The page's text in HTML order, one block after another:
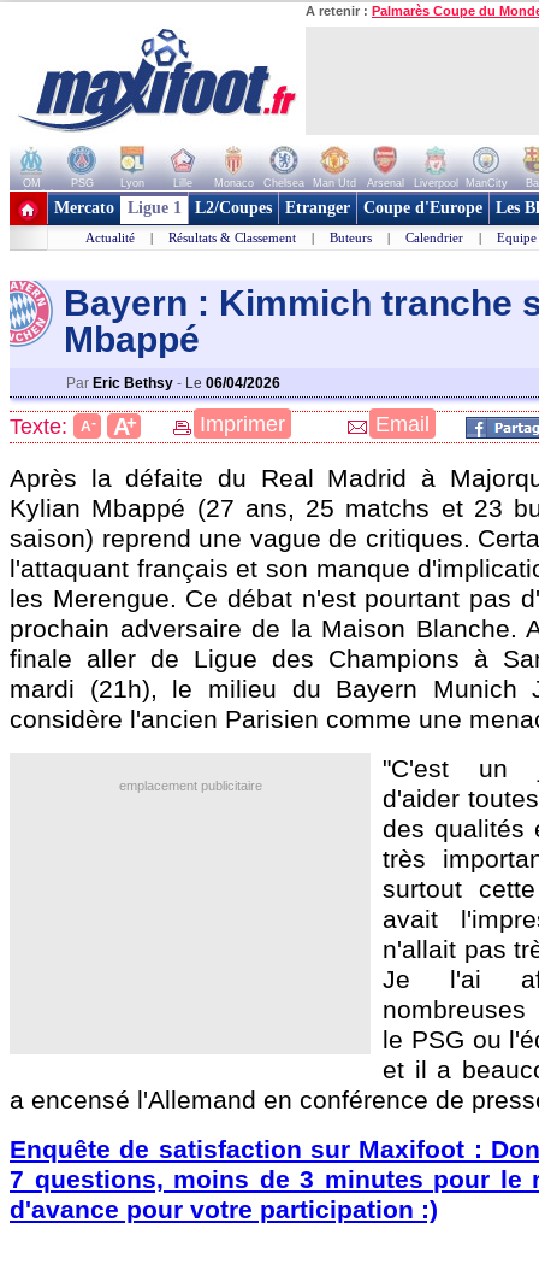
A retenir : Palmarès Coupe du
OM PSG Lyon Lille Monaco Chelsea Man Utd Arsenal Liverpool ManCity
+ de clubs
Mercato Ligue 1 L2/Coupes Etranger Coupe d'Europe Les
Actualité | Résultats & Classement | Buteurs | Calendrier | Equipe
Bayern : Kimmich tranche
Mbappé
Par Eric Bethsy - Le 06/04/2026
Texte: A- A+ Imprimer Email
Après la défaite du Real Madrid à
Kylian Mbappé (27 ans, 25 matchs et 23
saison) reprend une vague de critiques.
l'attaquant français et son manque
les Merengue. Ce débat n'est pourtant pas
prochain adversaire de la Maison Blanche.
finale aller de Ligue des Champions à
mardi (21h), le milieu du Bayern Munich
considère l'ancien Parisien comme une
emplacement publicitaire
"C'est un
d'aider
des qualités
très
surtout
avait
n'allait pas
Je l'ai
le PSG ou
et il a
a encensé l'Allemand en conférence de
Enquête de satisfaction sur Maxifoot :
7 questions, moins de 3 minutes pour le
d'avance pour votre participation :)